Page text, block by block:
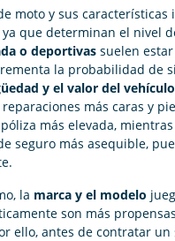
moto y sus
ya que determinan el nivel
o deportivas suelen
la probabilidad de
y el valor del vehículo
más caras y
más elevada,
seguro más asequible,
la marca y el modelo
son más
ello, antes de contratar